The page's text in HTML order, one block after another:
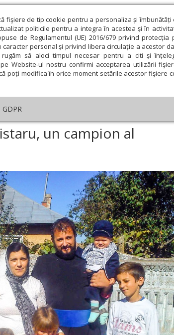
fişiere de tip cookie pentru a personaliza și
politicile pentru a integra în acestea și în
de Regulamentul (UE) 2016/679 privind
personal și privind libera circulație a acestor
să aloci timpul necesar pentru a citi și
Website-ul nostru confirmi acceptarea utilizării
poți modifica în orice moment setările acestor fişiere
GDPR
și spiritualitate Educaţie și Cultură
Trăistaru, un campion al Ortodoxiei
un campion al